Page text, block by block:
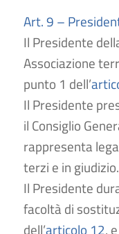
Art. 9 –
Il Presidente
Associazione
punto 1 dell’
Il Presidente
il Consiglio
rappresenta
terzi e in giudizio.
Il Presidente
facoltà di
dell’articolo 12,